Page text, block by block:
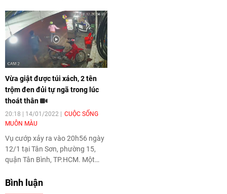
năm.
Vừa giật được túi xách, 2 tên
trộm đen đủi tự ngã trong lúc
thoát thân
20:18 | 14/01/2022
CUỘC SỐNG
MUÔN MÀU
Vụ cướp xảy ra vào 20h56 ngày
12/1 tại Tân Sơn, phường 15,
quận Tân Bình, TP.HCM. Một
camera an ninh ghi lại đăng tải
Bình luận